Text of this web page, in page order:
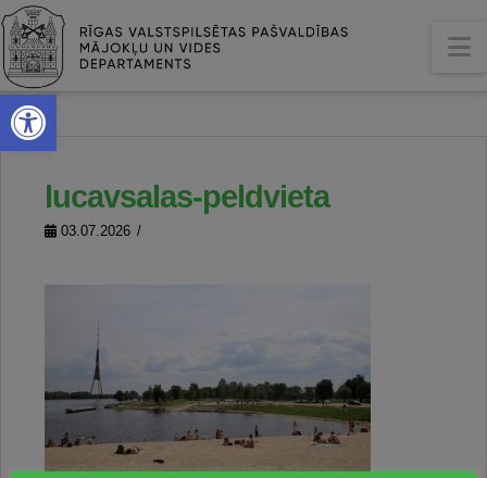
Open toolbar
lucavsalas-peldvieta
03.07.2026